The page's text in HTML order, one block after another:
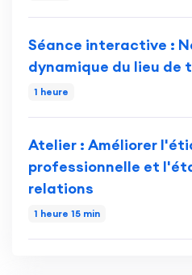
Séance interactive :
dynamique du lieu de
1 heure
Atelier : Améliorer
professionnelle et
relations
1 heure 15 min